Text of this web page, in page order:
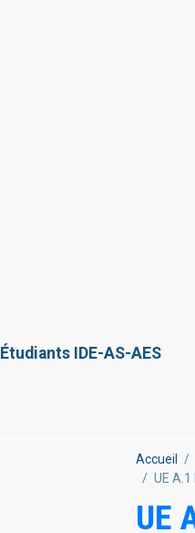
Étudiants IDE-AS-AES
Accueil
UE
UE